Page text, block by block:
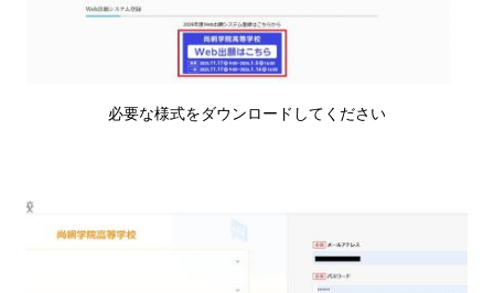
必要な様式をダウンロードしてください